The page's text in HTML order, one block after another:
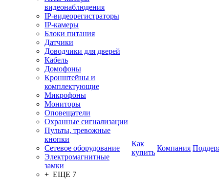
видеонаблюдения
IP-видеорегистраторы
IP-камеры
Блоки питания
Датчики
Доводчики для дверей
Кабель
Домофоны
Кронштейны и
комплектующие
Микрофоны
Мониторы
Оповещатели
Охранные сигнализации
Пульты, тревожные
кнопки
Сетевое оборудование
Электромагнитные
замки
+ ЕЩЕ 7
Как
купить
Компания